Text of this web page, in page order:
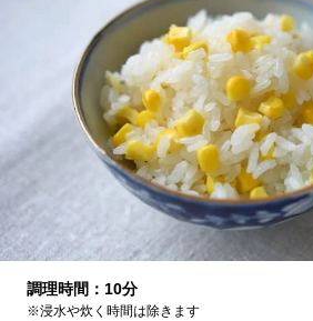
調理時間：10分
※浸水や炊く時間は除きます